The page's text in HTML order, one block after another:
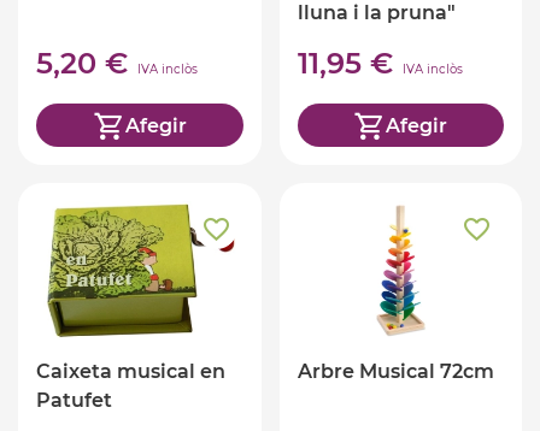
5,20 € IVA inclòs
Afegir
lluna i la pruna"
11,95 € IVA inclòs
Afegir
Caixeta musical en
Patufet
Arbre Musical 72cm